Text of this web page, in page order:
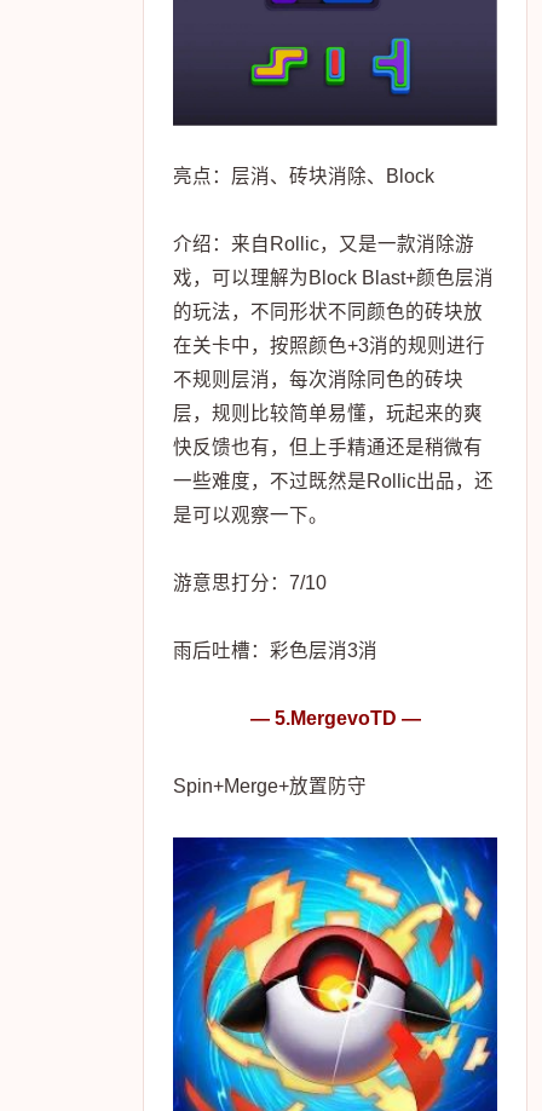
亮点：层消、砖块消除、Block
介绍：来自Rollic，又是一款消除游
戏，可以理解为Block Blast+颜色层消
的玩法，不同形状不同颜色的砖块放
在关卡中，按照颜色+3消的规则进行
不规则层消，每次消除同色的砖块
层，规则比较简单易懂，玩起来的爽
快反馈也有，但上手精通还是稍微有
一些难度，不过既然是Rollic出品，还
是可以观察一下。
游意思打分：7/10
雨后吐槽：彩色层消3消
— 5.MergevoTD —
Spin+Merge+放置防守